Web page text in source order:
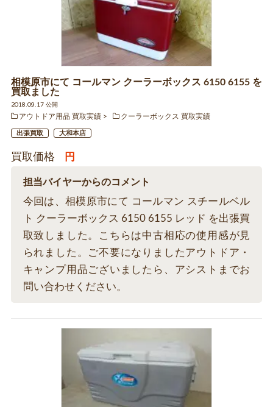
相模原市にて コールマン クーラーボックス 6150 6155 を
買取ました
2018.09.17 公開
アウトドア用品 買取実績
クーラーボックス 買取実績
出張買取 大和本店
買取価格 円
担当バイヤーからのコメント
今回は、相模原市にて コールマン スチールベル
ト クーラーボックス 6150 6155 レッド を出張買
取致しました。こちらは中古相応の使用感が見
られました。ご不要になりましたアウトドア・
キャンプ用品ございましたら、アシストまでお
問い合わせください。